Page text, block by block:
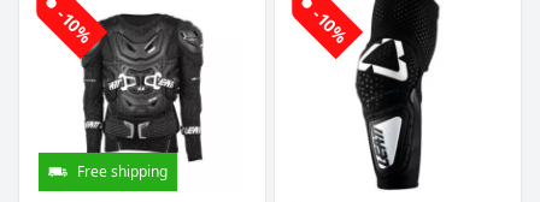
-10%
Free shipping
-10%